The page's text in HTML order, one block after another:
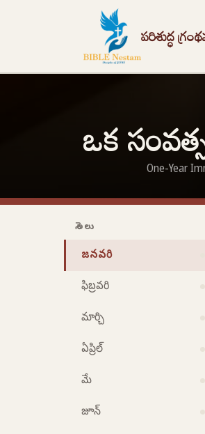
పరిశుద్ధ
ఒక
One-Year
నెలలు
జనవరి
ఫిబ్రవరి
మార్చి
ఏప్రిల్
మే
జూన్